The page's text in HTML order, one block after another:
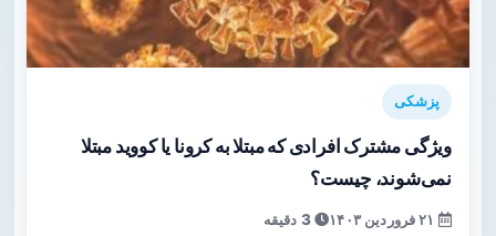
پزشکی
ویژگی مشترک افرادی که مبتلا به کرونا یا کووید مبتلا
نمی‌شوند، چیست؟
3 دقیقه